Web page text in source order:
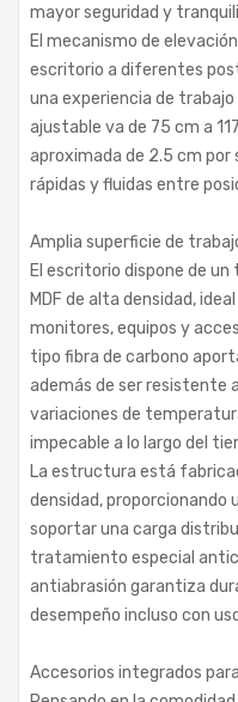
mayor seguridad y
El mecanismo de
escritorio a diferentes
una experiencia de
ajustable va de 75 cm a
aproximada de 2.5 cm
rápidas y fluidas entre
Amplia superficie de
El escritorio dispone de
MDF de alta densidad,
monitores, equipos y
tipo fibra de carbono
además de ser resistente
variaciones de
impecable a lo largo del
La estructura está
densidad, proporcionando
soportar una carga
tratamiento especial
antiabrasión garantiza
desempeño incluso con
Accesorios integrados